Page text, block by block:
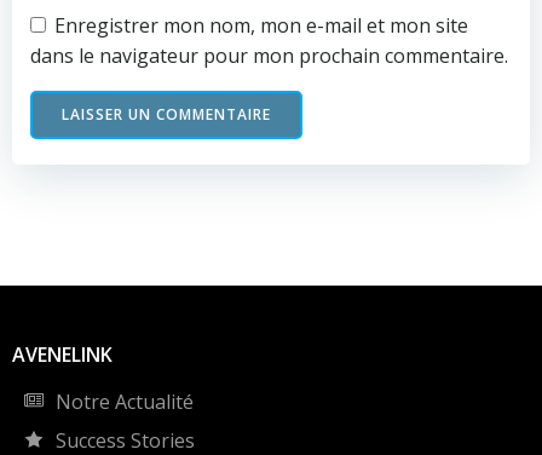
Enregistrer mon nom, mon e-mail et mon site
dans le navigateur pour mon prochain commentaire.
AVENELINK
Notre Actualité
Success Stories